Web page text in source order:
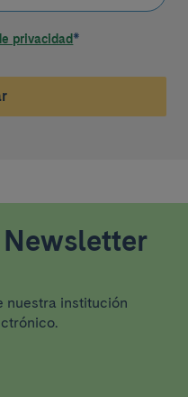
privacidad*
nuestra institución